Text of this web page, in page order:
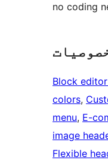
no coding
Block
colors,
menu, E-
image
Flexible